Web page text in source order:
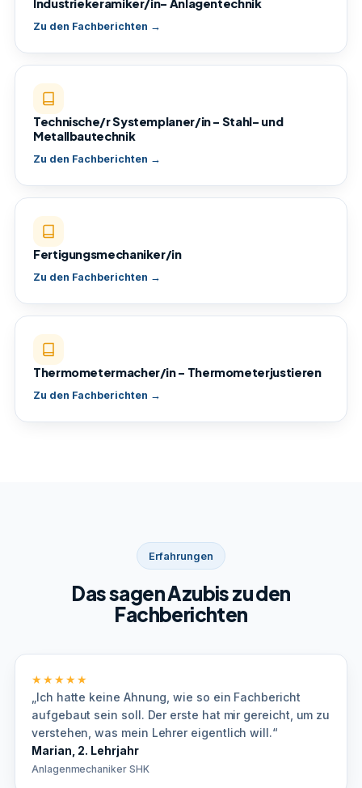
Industriekeramiker/in- Anlagentechnik
Zu den Fachberichten →
Technische/r Systemplaner/in – Stahl- und
Metallbautechnik
Zu den Fachberichten →
Fertigungsmechaniker/in
Zu den Fachberichten →
Thermometermacher/in – Thermometerjustieren
Zu den Fachberichten →
Erfahrungen
Das sagen Azubis zu den
Fachberichten
★★★★★
„Ich hatte keine Ahnung, wie so ein Fachbericht
aufgebaut sein soll. Der erste hat mir gereicht, um zu
verstehen, was mein Lehrer eigentlich will.“
Marian, 2. Lehrjahr
Anlagenmechaniker SHK